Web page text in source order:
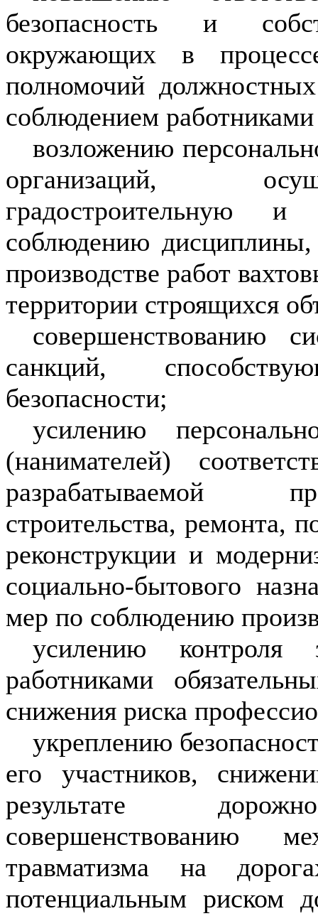
безопасность и
окружающих в
полномочий
соблюдением работниками
возложению
организаций,
градостроительную и
соблюдению
производстве работ
территории строящихся
совершенствованию
санкций,
безопасности;
усилению
(нанимателей)
разрабатываемой
строительства, ремонта,
реконструкции и
социально-бытового
мер по соблюдению
усилению контроля
работниками
снижения риска
укреплению
его участников,
результате
совершенствованию
травматизма на
потенциальным риском